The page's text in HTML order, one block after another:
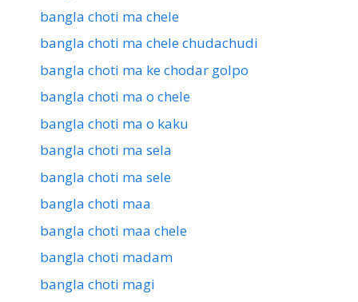
bangla choti ma chele
bangla choti ma chele chudachudi
bangla choti ma ke chodar golpo
bangla choti ma o chele
bangla choti ma o kaku
bangla choti ma sela
bangla choti ma sele
bangla choti maa
bangla choti maa chele
bangla choti madam
bangla choti magi